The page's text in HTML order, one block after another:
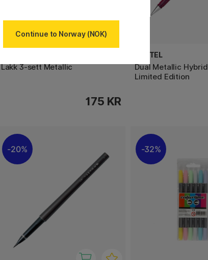
Lakk 3-sett Metallic
175 KR
PENTEL
Dual Metallic
Limited Edition
20% 32%
Continue to Norway (NOK)